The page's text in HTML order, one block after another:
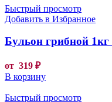
Быстрый просмотр
Добавить в Избранное
Бульон грибной
от 319 ₽
В корзину
Быстрый просмотр